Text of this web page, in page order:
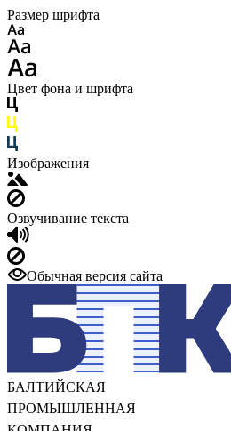
Размер шрифта
Цвет фона и шрифта
Изображения
Озвучивание текста
Обычная версия сайта
БАЛТИЙСКАЯ
ПРОМЫШЛЕННАЯ